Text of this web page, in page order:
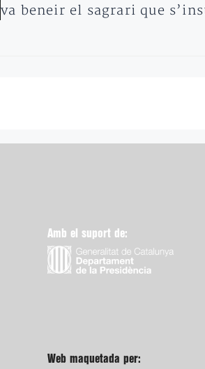
va beneir el sagrari que
Amb el suport de:
Web maquetada per: